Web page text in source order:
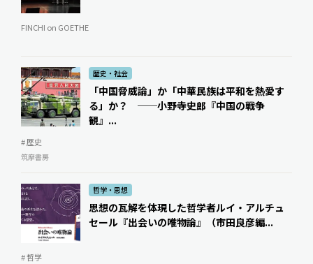
FINCHI on GOETHE
歴史・社会
「中国脅威論」か「中華民族は平和を熱愛す
る」か？ ──小野寺史郎『中国の戦争
観』...
# 歴史
筑摩書房
哲学・思想
思想の瓦解を体現した哲学者――ルイ・アルチュ
セール『出会いの唯物論』（市田良彦編...
# 哲学